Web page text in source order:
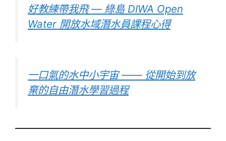
好教練帶我飛 — 綠島 DIWA Open
Water 開放水域潛水員課程心得
一口氣的水中小宇宙 —— 從開始到放
棄的自由潛水學習過程